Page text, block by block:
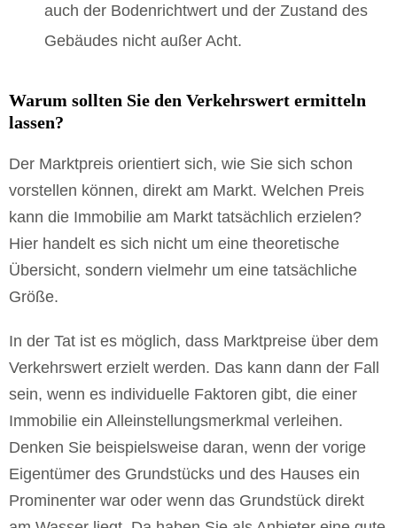
auch der Bodenrichtwert und der Zustand des
Gebäudes nicht außer Acht.
Warum sollten Sie den Verkehrswert ermitteln
lassen?
Der Marktpreis orientiert sich, wie Sie sich schon
vorstellen können, direkt am Markt. Welchen Preis
kann die Immobilie am Markt tatsächlich erzielen?
Hier handelt es sich nicht um eine theoretische
Übersicht, sondern vielmehr um eine tatsächliche
Größe.
In der Tat ist es möglich, dass Marktpreise über dem
Verkehrswert erzielt werden. Das kann dann der Fall
sein, wenn es individuelle Faktoren gibt, die einer
Immobilie ein Alleinstellungsmerkmal verleihen.
Denken Sie beispielsweise daran, wenn der vorige
Eigentümer des Grundstücks und des Hauses ein
Prominenter war oder wenn das Grundstück direkt